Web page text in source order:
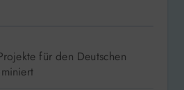
für den Deutschen